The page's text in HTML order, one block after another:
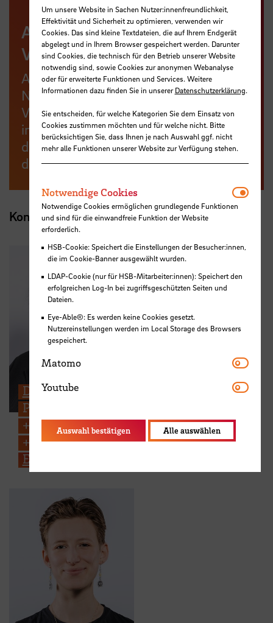
Anmeldung zur meetMINT-
Veranstaltungsinfo
Abonniere unseren meetMINT-
Newsletter mit
Veranstaltungsinformationen. Wir
informieren dich über die Freischaltung
der Online-Anmeldung, den Ablauf und
das Programm!
Kontakt
Dipl.-Soz. Susanne Peter
Projektleitung Mentoring MINT
+49 421 5905 3779
+49 176 1514 0247
E-Mail
Um unsere Website in Sachen Nutzer:innenfreundlichkeit,
Effektivität und Sicherheit zu optimieren, verwenden wir
Cookies. Das sind kleine Textdateien, die auf Ihrem Endgerät
abgelegt und in Ihrem Browser gespeichert werden. Darunter
sind Cookies, die technisch für den Betrieb unserer Website
notwendig sind, sowie Cookies zur anonymen Webanalyse
oder für erweiterte Funktionen und Services. Weitere
Informationen dazu finden Sie in unsererDatenschutzerklärung.
Sie entscheiden, für welche Kategorien Sie dem Einsatz von
Cookies zustimmen möchten und für welche nicht. Bitte
berücksichtigen Sie, dass Ihnen je nach Auswahl ggf. nicht
mehr alle Funktionen unserer Website zur Verfügung stehen.
Notwendige Cookies
Notwendige Cookies ermöglichen grundlegende Funktionen
und sind für die einwandfreie Funktion der Website
erforderlich.
HSB-Cookie: Speichert die Einstellungen der Besucher:innen,
die im Cookie-Banner ausgewählt wurden.
LDAP-Cookie (nur für HSB-Mitarbeiter:innen): Speichert den
erfolgreichen Log-In bei zugriffsgeschützten Seiten und
Dateien.
Eye-Able®: Es werden keine Cookies gesetzt.
Nutzereinstellungen werden im Local Storage des Browsers
gespeichert.
Matomo
Youtube
Auswahl bestätigen Alle auswählen